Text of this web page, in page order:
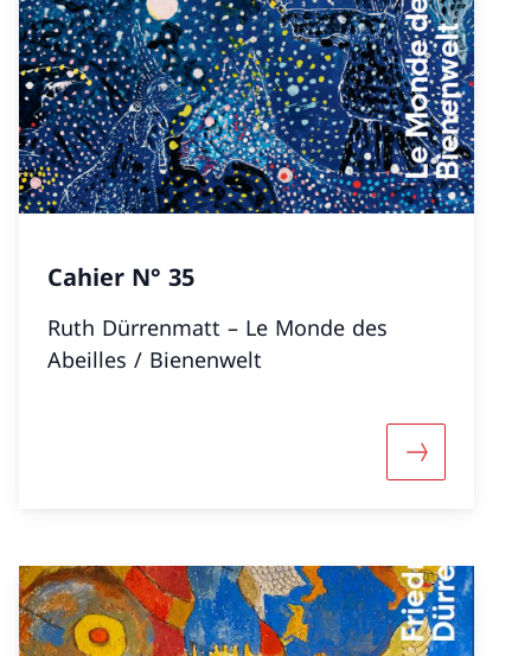
su «Cahier N° 36»
Cahier N° 35
Ruth Dürrenmatt – Le Monde des
Abeilles / Bienenwelt
Maggiori